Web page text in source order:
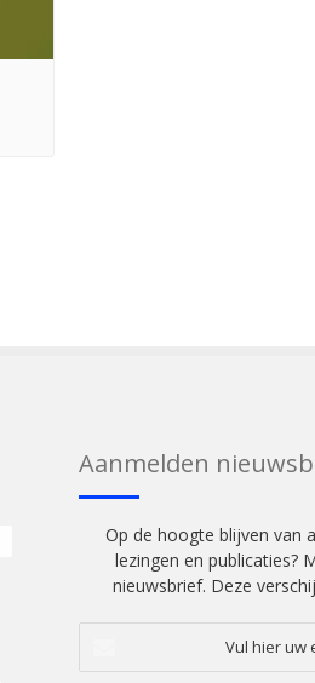
Aanmelden
Op de hoogte blijven van
lezingen en publicaties?
nieuwsbrief. Deze